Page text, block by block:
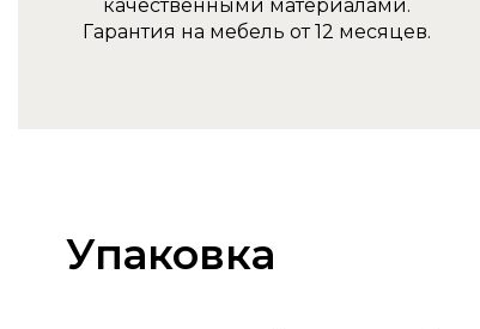
качественными материалами.
Гарантия на мебель от 12 месяцев.
Упаковка